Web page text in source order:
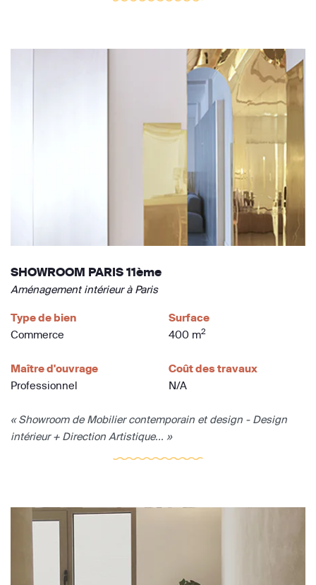
SHOWROOM PARIS 11ème
Aménagement intérieur à Paris
Type de bien
Commerce
Surface
400 m2
Maître d'ouvrage
Professionnel
Coût des travaux
N/A
« Showroom de Mobilier contemporain et design - Design
intérieur + Direction Artistique... »